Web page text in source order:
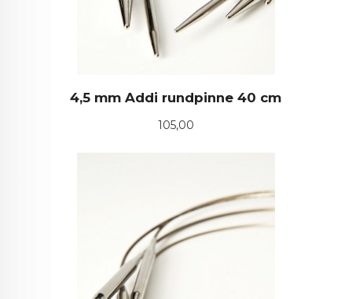
4,5 mm Addi rundpinne 40 cm
Pris
105,00